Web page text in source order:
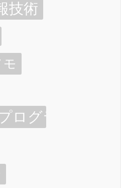
技術
モ
ログラミング